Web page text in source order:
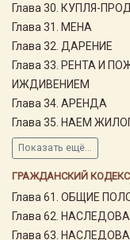
Глава 30. КУПЛЯ-
Глава 31. МЕНА
Глава 32. ДАРЕНИЕ
Глава 33. РЕНТА И
ИЖДИВЕНИЕМ
Глава 34. АРЕНДА
Глава 35. НАЕМ
Показать ещё...
ГРАЖДАНСКИЙ КОДЕКС
Глава 61. ОБЩИЕ
Глава 62.
Глава 63.